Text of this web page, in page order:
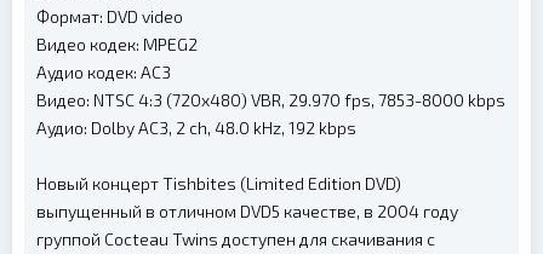
Формат: DVD video
Видео кодек: MPEG2
Аудио кодек: AC3
Видео: NTSC 4:3 (720x480) VBR, 29.970 fps, 7853-8000 kbps
Аудио: Dolby AC3, 2 ch, 48.0 kHz, 192 kbps
Новый концерт Tishbites (Limited Edition DVD)
выпущенный в отличном DVD5 качестве, в 2004 году
группой Cocteau Twins доступен для скачивания с